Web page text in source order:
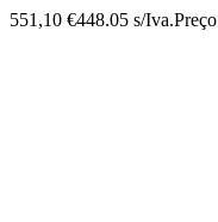
551,10 €448.05 s/Iva.Preço